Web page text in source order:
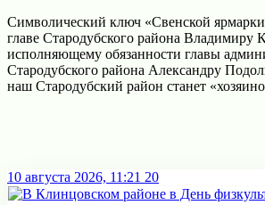
Символический ключ «Свенской
главе Стародубского района Владимиру
исполняющему обязанности главы
Стародубского района Александру
наш Стародубский район станет
10 августа 2026, 11:21 20